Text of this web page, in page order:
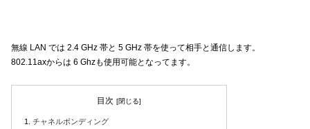
無線 LAN では 2.4 GHz 帯と 5 GHz 帯を使って相手と通信します。
802.11axからは 6 Ghzも使用可能となってます。
目次
チャネルボンディング